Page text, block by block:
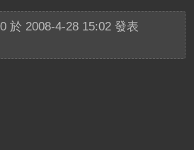
於 2008-4-28 15:02 發表